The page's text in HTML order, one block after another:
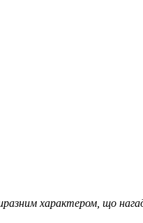
характером, що